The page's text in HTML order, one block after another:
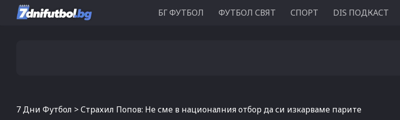
БГ ФУТБОЛ ФУТБОЛ СВЯТ СПОРТ DIS ПОДКАСТ
7 Дни Футбол >Страхил Попов: Не сме в националния отбор да си изкарваме парите